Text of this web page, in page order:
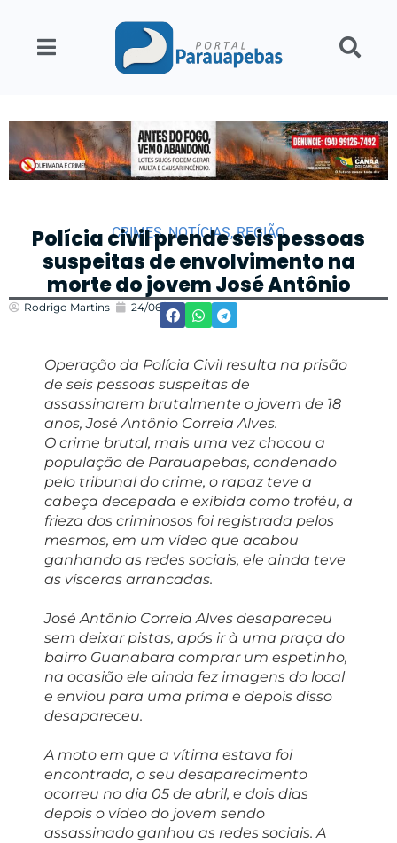
CRIMES,NOTÍCIAS,REGIÃO
Polícia civil prende seis pessoas
suspeitas de envolvimento na
morte do jovem José Antônio
Rodrigo Martins 24/06/2022 14:10
Operação da Polícia Civil resulta na prisão
de seis pessoas suspeitas de
assassinarem brutalmente o jovem de 18
anos, José Antônio Correia Alves.
O crime brutal, mais uma vez chocou a
população de Parauapebas, condenado
pelo tribunal do crime, o rapaz teve a
cabeça decepada e exibida como troféu, a
frieza dos criminosos foi registrada pelos
mesmos, em um vídeo que acabou
ganhando as redes sociais, ele ainda teve
as vísceras arrancadas.
José Antônio Correia Alves desapareceu
sem deixar pistas, após ir à uma praça do
bairro Guanabara comprar um espetinho,
na ocasião ele ainda fez imagens do local
e enviou para uma prima e depois disso
desapareceu.
A moto em que a vítima estava foi
encontrada, o seu desaparecimento
ocorreu no dia 05 de abril, e dois dias
depois o vídeo do jovem sendo
assassinado ganhou as redes sociais. A